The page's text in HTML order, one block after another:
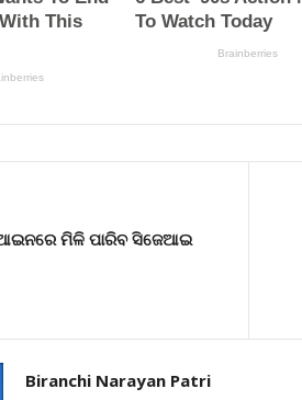
ମିଳି ପାରିବ ସିଜେଆଇ
Biranchi Narayan Patri